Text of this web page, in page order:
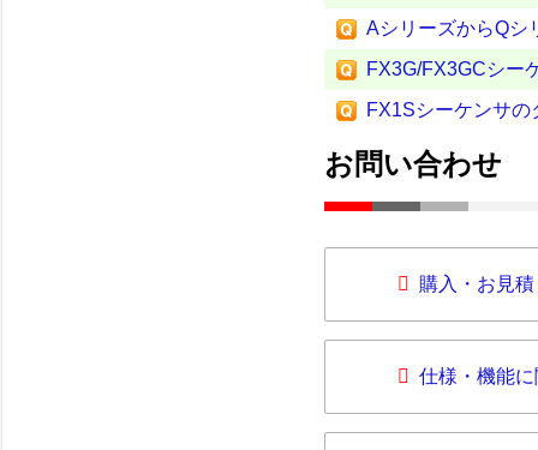
AシリーズからQシ
FX3G/FX3GCシー
FX1Sシーケンサ
お問い合わせ
購入・お見
仕様・機能